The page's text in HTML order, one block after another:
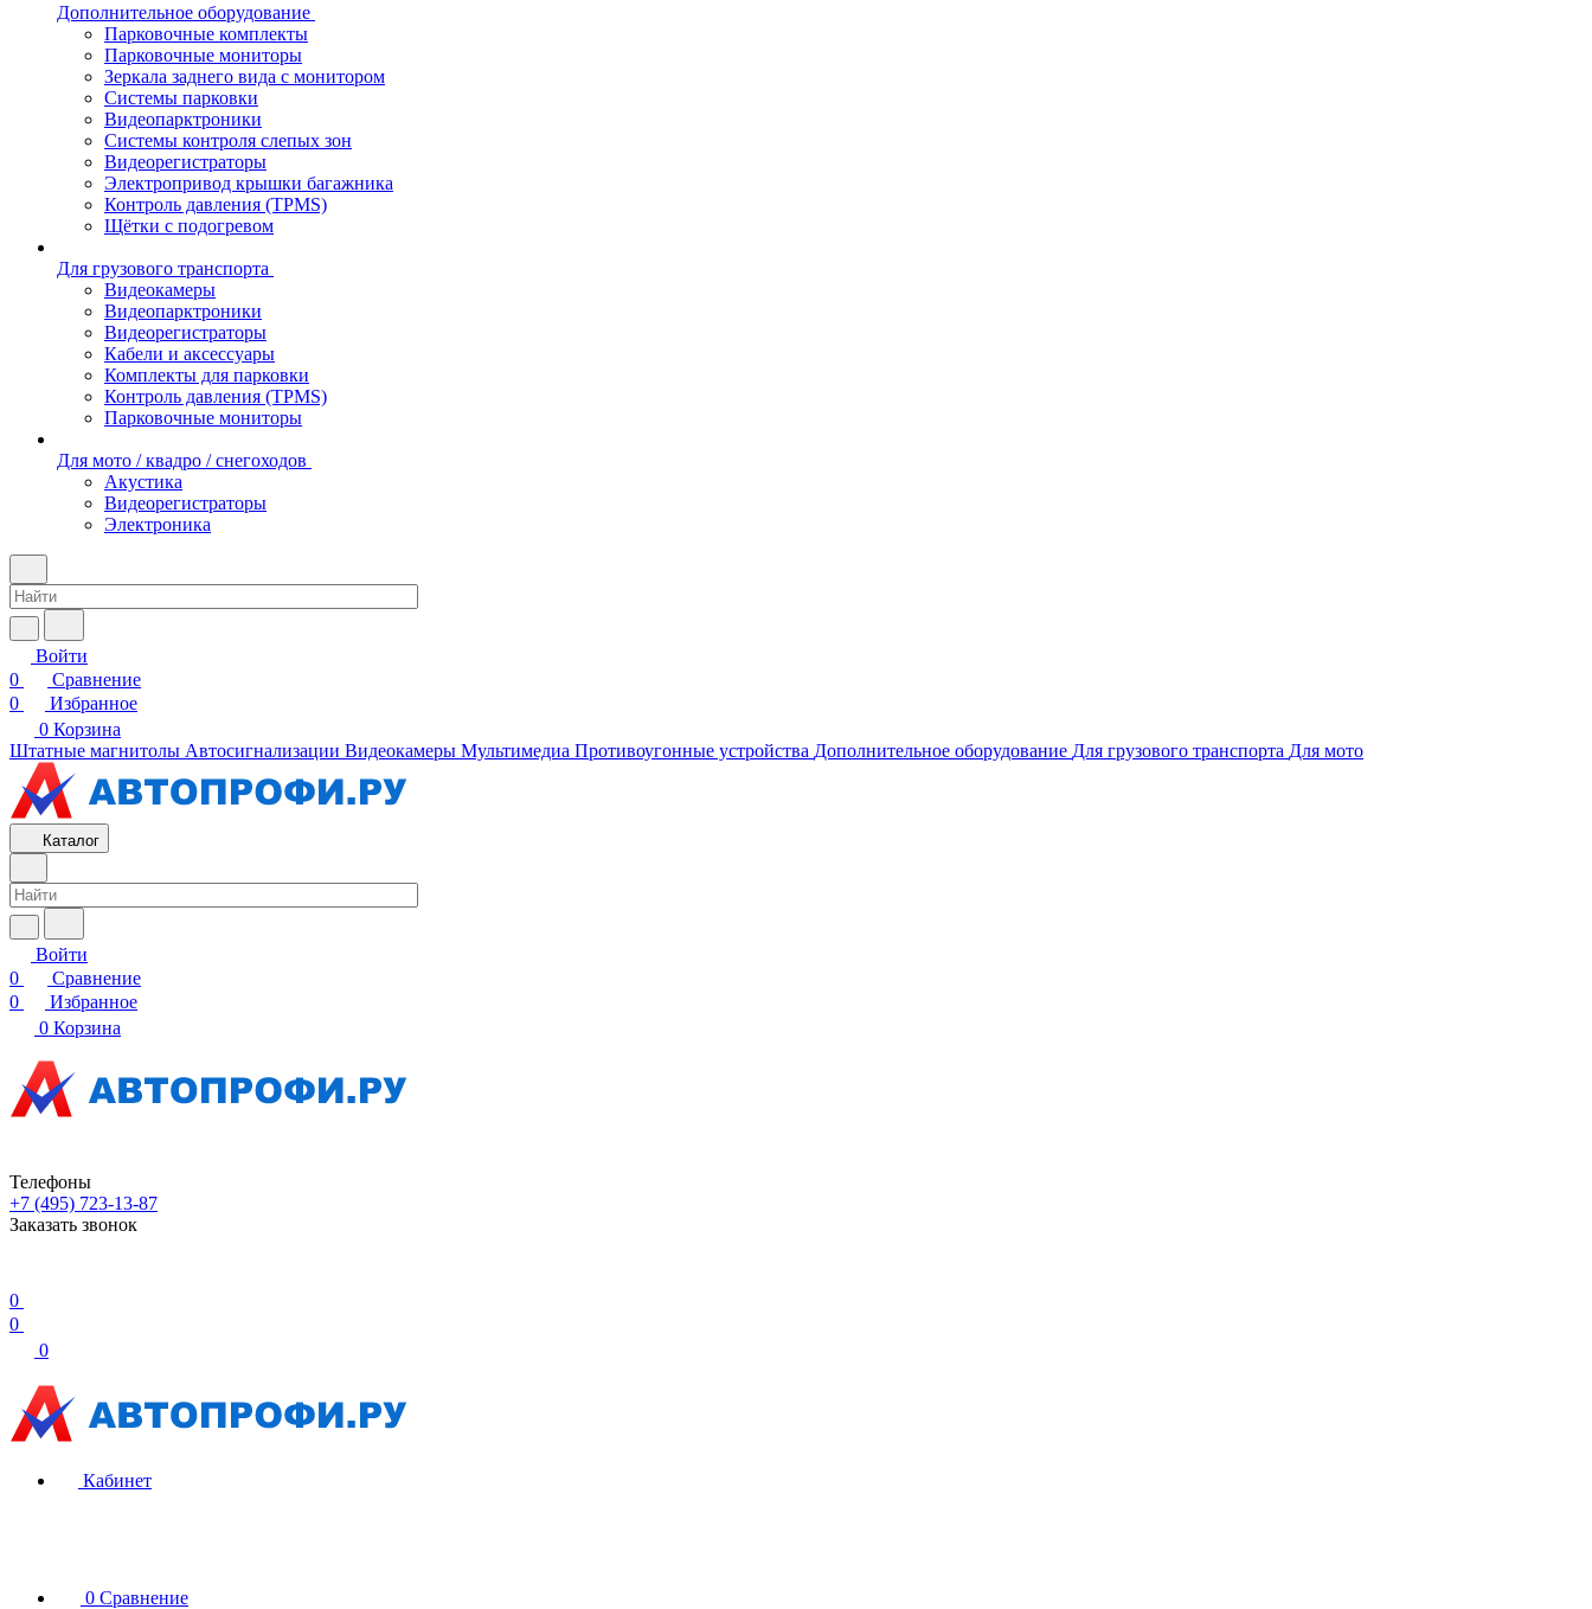
Дополнительное оборудование
Парковочные комплекты
Парковочные мониторы
Зеркала заднего вида с монитором
Системы парковки
Видеопарктроники
Системы контроля слепых зон
Видеорегистраторы
Электропривод крышки багажника
Контроль давления (TPMS)
Щётки с подогревом
Для грузового транспорта
Видеокамеры
Видеопарктроники
Видеорегистраторы
Кабели и аксессуары
Комплекты для парковки
Контроль давления (TPMS)
Парковочные мониторы
Для мото / квадро / снегоходов
Акустика
Видеорегистраторы
Электроника
Войти
0
Сравнение
0
Избранное
0 Корзина
Штатные магнитолы Автосигнализации Видеокамеры Мультимедиа Противоугонные устройства Дополнительное оборудование Для грузового транспорта Для мото
Каталог
Войти
0
Сравнение
0
Избранное
0 Корзина
Телефоны
+7 (495) 723-13-87
Заказать звонок
0
0
0
Кабинет
0 Сравнение